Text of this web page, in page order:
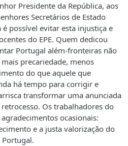
Presidente da República, aos
Secretários de Estado
possível evitar esta injustiça e
do EPE. Quem dedicou
Portugal além-fronteiras não
precariedade, menos
do que aquele que
há tempo para corrigir e
transformar uma anunciada
Os trabalhadores do
ocasionais:
e a justa valorização do
Portugal.